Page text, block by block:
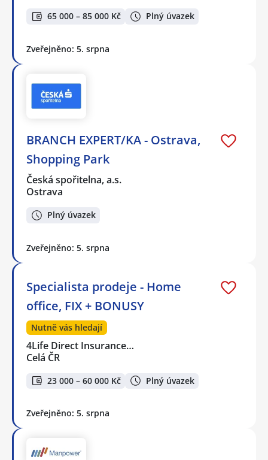
65 000 – 85 000 Kč Plný úvazek
Zveřejněno: 5. srpna
BRANCH EXPERT/KA - Ostrava,
Shopping Park
Česká spořitelna, a.s.
Ostrava
Plný úvazek
Zveřejněno: 5. srpna
Specialista prodeje - Home
office, FIX + BONUSY
Nutně vás hledají
4Life Direct Insurance…
Celá ČR
23 000 – 60 000 Kč Plný úvazek
Zveřejněno: 5. srpna